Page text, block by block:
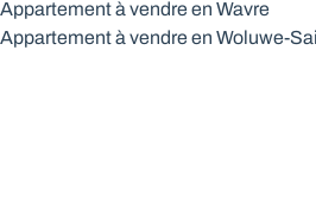
Appartement à vendre en Wavre
Appartement à vendre en Woluwe-